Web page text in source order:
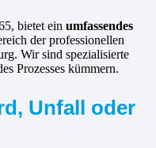
bietet ein umfassendes
der professionellen
Wir sind spezialisierte
Prozesses kümmern.
Unfall oder